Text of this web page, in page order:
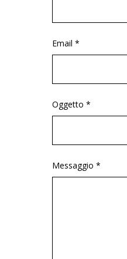
Email *
Oggetto *
Messaggio *